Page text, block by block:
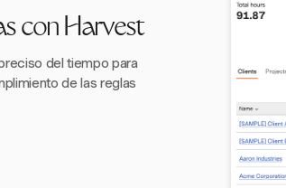
con Harvest
del tiempo para
de las reglas